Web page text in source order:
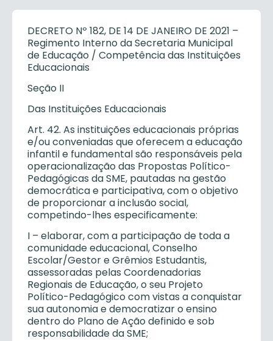
DECRETO Nº 182, DE 14 DE JANEIRO DE 2021 –
Regimento Interno da Secretaria Municipal
de Educação / Competência das Instituições
Educacionais
Seção II
Das Instituições Educacionais
Art. 42. As instituições educacionais próprias
e/ou conveniadas que oferecem a educação
infantil e fundamental são responsáveis pela
operacionalização das Propostas Político-
Pedagógicas da SME, pautadas na gestão
democrática e participativa, com o objetivo
de proporcionar a inclusão social,
competindo-lhes especificamente:
I – elaborar, com a participação de toda a
comunidade educacional, Conselho
Escolar/Gestor e Grêmios Estudantis,
assessoradas pelas Coordenadorias
Regionais de Educação, o seu Projeto
Político-Pedagógico com vistas a conquistar
sua autonomia e democratizar o ensino
dentro do Plano de Ação definido e sob
responsabilidade da SME;